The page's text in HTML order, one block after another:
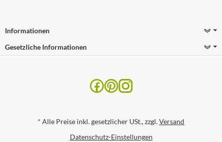
Informationen
Gesetzliche Informationen
* Alle Preise inkl. gesetzlicher USt., zzgl.Versand
Datenschutz-Einstellungen